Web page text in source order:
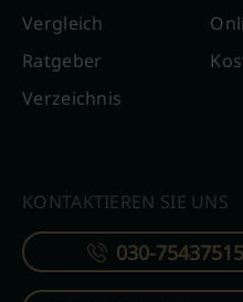
Vergleich
Ratgeber
Verzeichnis
KONTAKTIEREN SIE UNS
030-75437515